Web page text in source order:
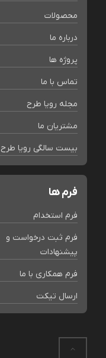
محصولات
درباره ما
پروژه ها
تماس با ما
مجله رویا طرح
مشتریان ما
بیست سالگی رویا طرح
فرم ها
فرم استخدام
فرم ثبت درخواست و
پیشنهادات
فرم همکاری با ما
ارسال تیکت